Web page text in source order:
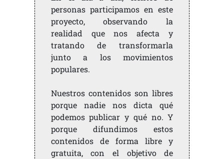
personas participamos en este
proyecto, observando la
realidad que nos afecta y
tratando de transformarla
junto a los movimientos
populares.
Nuestros contenidos son libres
porque nadie nos dicta qué
podemos publicar y qué no. Y
porque difundimos estos
contenidos de forma libre y
gratuita, con el objetivo de